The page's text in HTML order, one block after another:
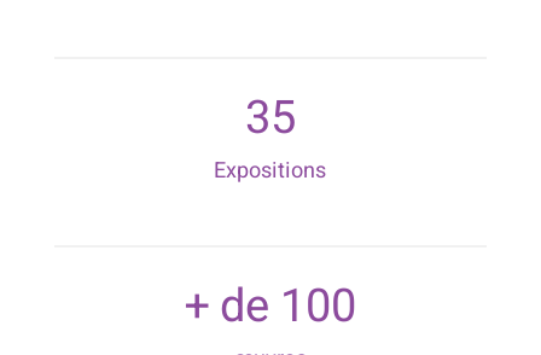
35
Expositions
+ de 100